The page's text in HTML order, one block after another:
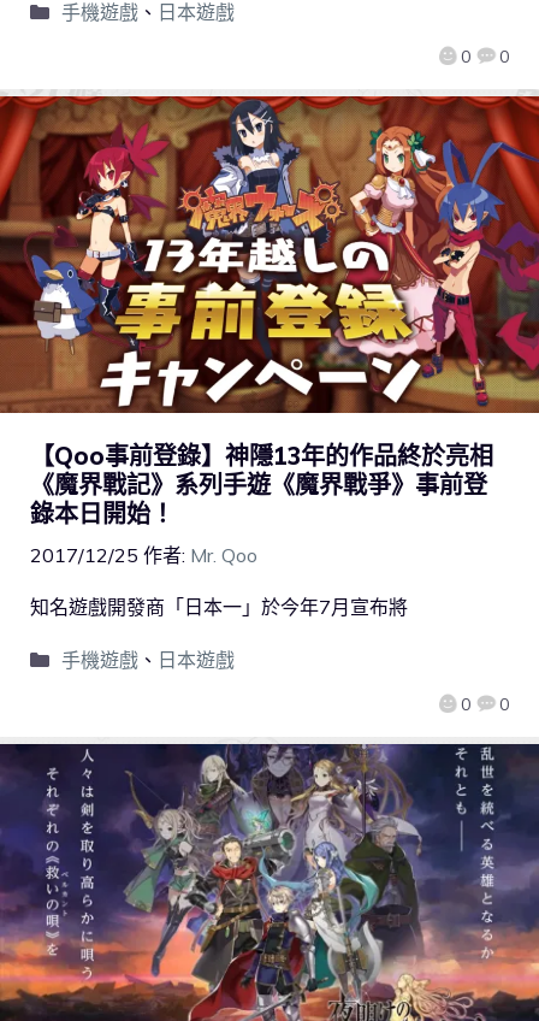
0 0
手機遊戲、 日本遊戲
【Qoo事前登錄】神隱13年的作品終於亮相
《魔界戰記》系列手遊《魔界戰爭》事前登
錄本日開始！
2017/12/25 作者: Mr. Qoo
0 0
知名遊戲開發商「日本一」於今年7月宣布將
手機遊戲、 日本遊戲